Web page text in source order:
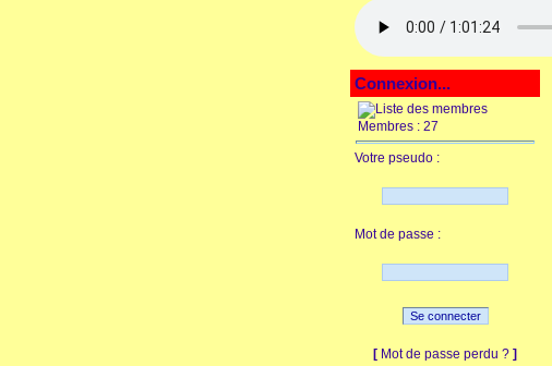
Connexion...
Membres : 27
Votre pseudo :
Mot de passe :
[ Mot de passe perdu ? ]